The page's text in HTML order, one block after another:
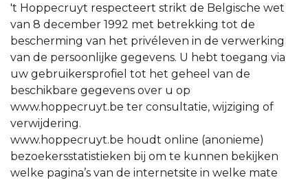
't Hoppecruyt respecteert strikt de Belgische wet
van 8 december 1992 met betrekking tot de
bescherming van het privéleven in de verwerking
van de persoonlijke gegevens. U hebt toegang via
uw gebruikersprofiel tot het geheel van de
beschikbare gegevens over u op
www.hoppecruyt.be ter consultatie, wijziging of
verwijdering.
www.hoppecruyt.be houdt online (anonieme)
bezoekersstatistieken bij om te kunnen bekijken
welke pagina’s van de internetsite in welke mate